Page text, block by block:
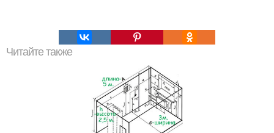
Читайте также